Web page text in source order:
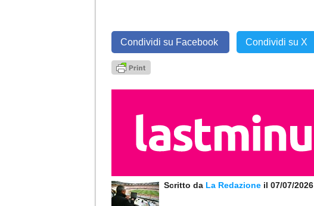
Condividi su Facebook Condividi su X
Scritto da La Redazione il 07/07/2026